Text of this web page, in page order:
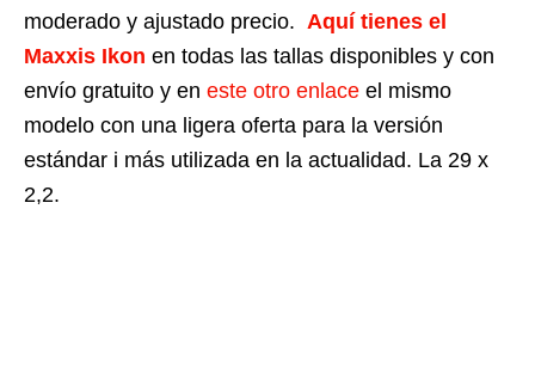
moderado y ajustado precio. Aquí tienes el
Maxxis Ikon en todas las tallas disponibles y con
envío gratuito y en este otro enlace el mismo
modelo con una ligera oferta para la versión
estándar i más utilizada en la actualidad. La 29 x
2,2.